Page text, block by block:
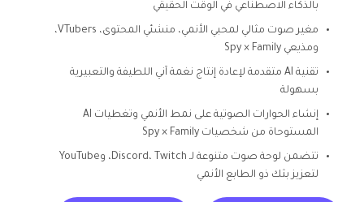
بالذكاء الاصطناعي في الوقت الحقيقي
مغير صوت مثالي لمحبي الأنمي، منشئي المحتوى، VTubers،
ومذيعي Spy × Family
تقنية AI متقدمة لإعادة إنتاج نغمة آني اللطيفة والتعبيرية
بسهولة
إنشاء الحوارات الصوتية على نمط الأنمي وتغطيات AI
المستوحاة من شخصيات Spy × Family
تتضمن لوحة صوت متنوعة لـ Discord، Twitch، وYouTube
لتعزيز بثك ذو الطابع الأنمي